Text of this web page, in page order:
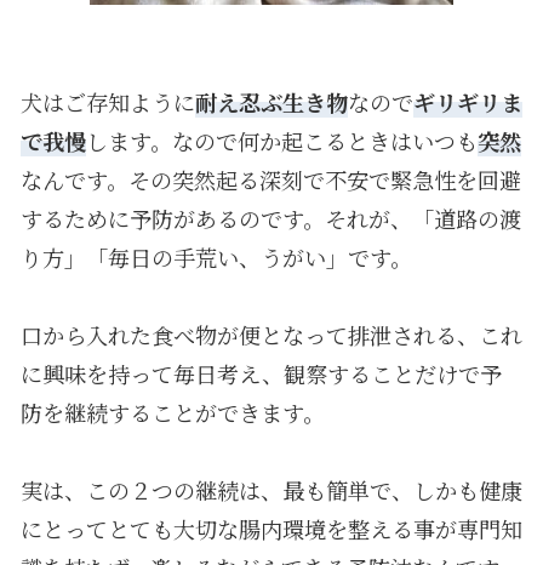
犬はご存知ように耐え忍ぶ生き物なのでギリギリま
で我慢します。なので何か起こるときはいつも突然
なんです。その突然起る深刻で不安で緊急性を回避
するために予防があるのです。それが、「道路の渡
り方」「毎日の手荒い、うがい」です。
口から入れた食べ物が便となって排泄される、これ
に興味を持って毎日考え、観察することだけで予
防を継続することができます。
実は、この２つの継続は、最も簡単で、しかも健康
にとってとても大切な腸内環境を整える事が専門知